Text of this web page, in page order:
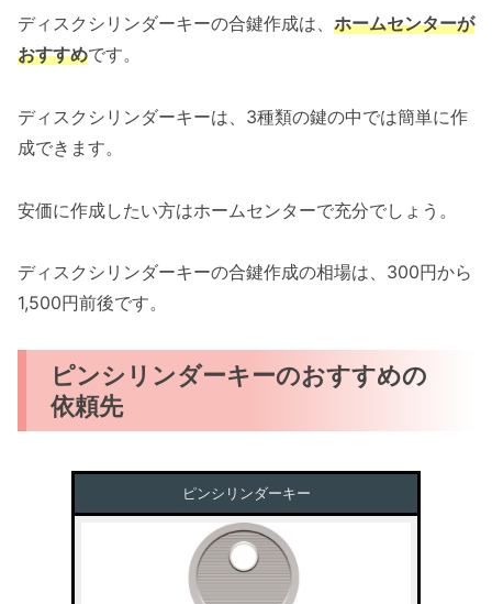
ディスクシリンダーキーの合鍵作成は、 ホームセンターが
おすすめです。
ディスクシリンダーキーは、3種類の鍵の中では簡単に作
成できます。
安価に作成したい方はホームセンターで充分でしょう。
ディスクシリンダーキーの合鍵作成の相場は、300円から
1,500円前後です。
ピンシリンダーキーのおすすめの
依頼先
ピンシリンダーキー